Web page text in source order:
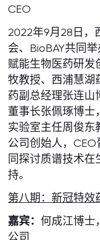
CEO
2022年9月28日，
会、BioBAY共同
赋能生物医药研发
牧教授、西浦慧湖
药副总经理张连山
董事长张佩琢博士
实验室主任周俊东
公司创始人，
同探讨质谱技术在
持。
第八期：新冠特效
嘉宾：何成江博士
公司